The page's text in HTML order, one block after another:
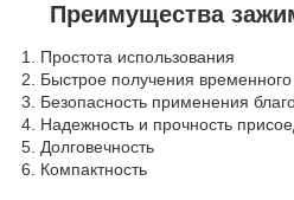
Преимущества
1. Простота использования
2. Быстрое получения
3. Безопасность применения
4. Надежность и прочность
5. Долговечность
6. Компактность